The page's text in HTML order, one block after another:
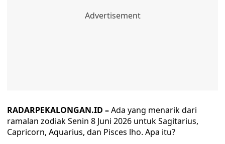
RADARPEKALONGAN.ID –Ada yang menarik dari
ramalan zodiak Senin 8 Juni 2026 untuk Sagitarius,
Capricorn, Aquarius, dan Pisces lho. Apa itu?